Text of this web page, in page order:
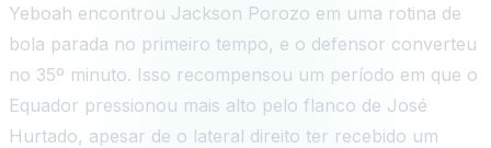
Yeboah encontrou Jackson Porozo em uma rotina de
bola parada no primeiro tempo, e o defensor converteu
no 35º minuto. Isso recompensou um período em que o
Equador pressionou mais alto pelo flanco de José
Hurtado, apesar de o lateral direito ter recebido um